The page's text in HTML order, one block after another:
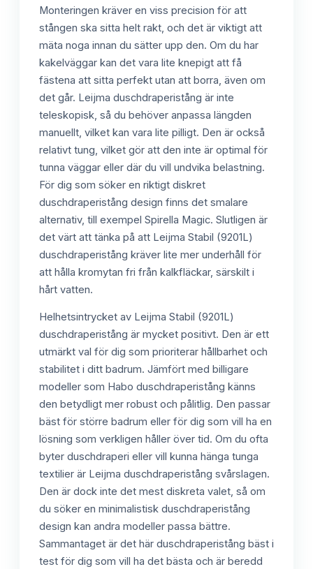
Monteringen kräver en viss precision för att
stången ska sitta helt rakt, och det är viktigt att
mäta noga innan du sätter upp den. Om du har
kakelväggar kan det vara lite knepigt att få
fästena att sitta perfekt utan att borra, även om
det går. Leijma duschdraperistång är inte
teleskopisk, så du behöver anpassa längden
manuellt, vilket kan vara lite pilligt. Den är också
relativt tung, vilket gör att den inte är optimal för
tunna väggar eller där du vill undvika belastning.
För dig som söker en riktigt diskret
duschdraperistång design finns det smalare
alternativ, till exempel Spirella Magic. Slutligen är
det värt att tänka på att Leijma Stabil (9201L)
duschdraperistång kräver lite mer underhåll för
att hålla kromytan fri från kalkfläckar, särskilt i
hårt vatten.
Helhetsintrycket av Leijma Stabil (9201L)
duschdraperistång är mycket positivt. Den är ett
utmärkt val för dig som prioriterar hållbarhet och
stabilitet i ditt badrum. Jämfört med billigare
modeller som Habo duschdraperistång känns
den betydligt mer robust och pålitlig. Den passar
bäst för större badrum eller för dig som vill ha en
lösning som verkligen håller över tid. Om du ofta
byter duschdraperi eller vill kunna hänga tunga
textilier är Leijma duschdraperistång svårslagen.
Den är dock inte det mest diskreta valet, så om
du söker en minimalistisk duschdraperistång
design kan andra modeller passa bättre.
Sammantaget är det här duschdraperistång bäst i
test för dig som vill ha det bästa och är beredd